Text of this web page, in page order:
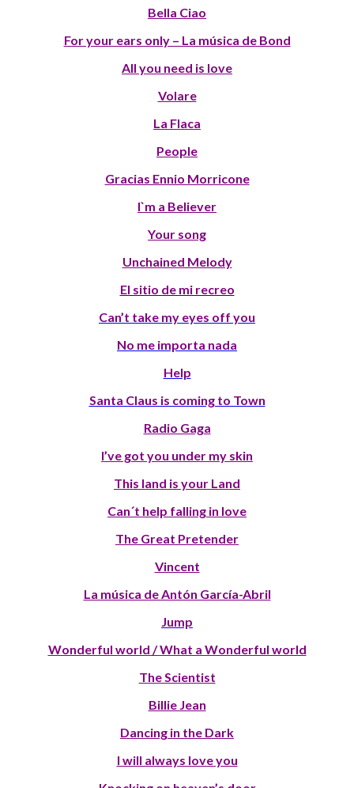
Bella Ciao
For your ears only – La música de Bond
All you need is love
Volare
La Flaca
People
Gracias Ennio Morricone
I`m a Believer
Your song
Unchained Melody
El sitio de mi recreo
Can’t take my eyes off you
No me importa nada
Help
Santa Claus is coming to Town
Radio Gaga
I’ve got you under my skin
This land is your Land
Can´t help falling in love
The Great Pretender
Vincent
La música de Antón García-Abril
Jump
Wonderful world / What a Wonderful world
The Scientist
Billie Jean
Dancing in the Dark
I will always love you